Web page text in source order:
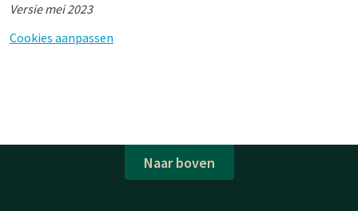
Versie mei 2023
Cookies aanpassen
Naar boven